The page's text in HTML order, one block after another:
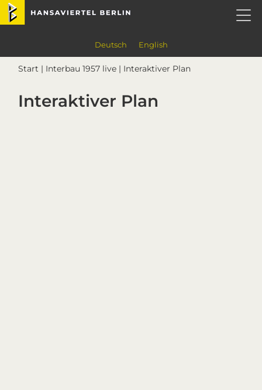
Skip
Skip
Skip
Deutsch English
Start | Interbau 1957 live | Interaktiver Plan
Interaktiver Plan